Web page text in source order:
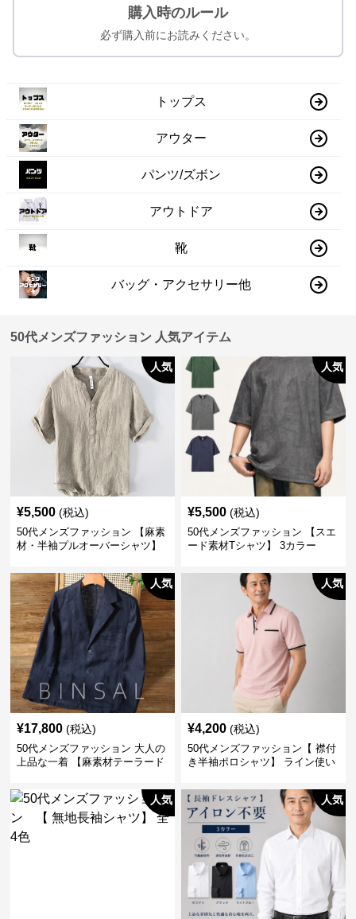
購入時のルール
必ず購入前にお読みください。
トップス
アウター
パンツ/ズボン
アウトドア
靴
バッグ・アクセサリー他
50代メンズファッション 人気アイテム
人気
¥5,500 (税込)
50代メンズファッション 【麻素
材・半袖プルオーバーシャツ】
人気
¥5,500 (税込)
50代メンズファッション 【スエ
ード素材Tシャツ】 3カラー
人気
¥17,800 (税込)
50代メンズファッション 大人の
上品な一着 【麻素材テーラード
人気
¥4,200 (税込)
50代メンズファッション【 襟付
き半袖ポロシャツ】 ライン使い
人気 人気